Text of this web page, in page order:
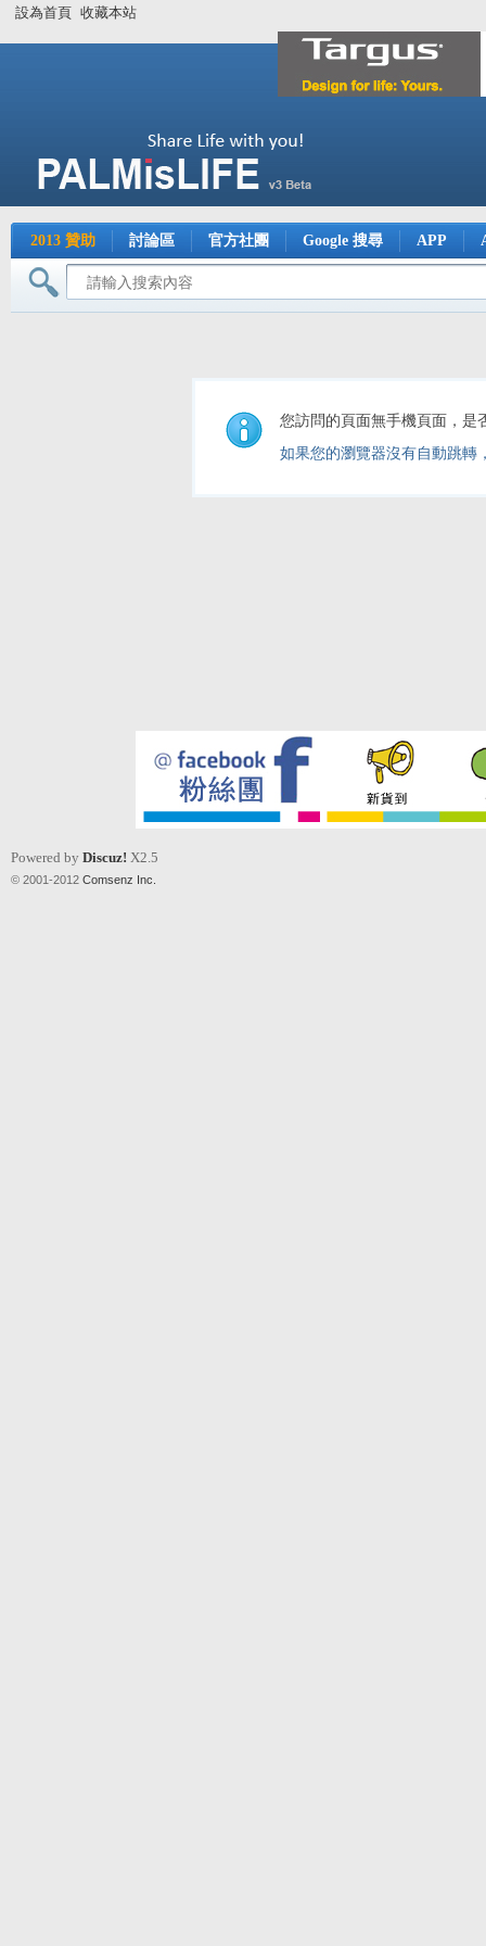
設為首頁 收藏本站
2013 贊助 討論區 官方社團 Google 搜尋 APP
您訪問的頁面無手機頁面，是
如果您的瀏覽器沒有自動跳轉
Powered by Discuz! X2.5
© 2001-2012 Comsenz Inc.